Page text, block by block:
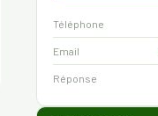
Téléphone
Email
Réponse